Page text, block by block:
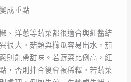
成重點
、洋蔥等蔬菜都很適合與紅醬結
很大。菇類與櫛瓜容易出水，茄
則能帶甜味。若蔬菜比例高，紅
，否則拌合後會被稀釋。若蔬菜